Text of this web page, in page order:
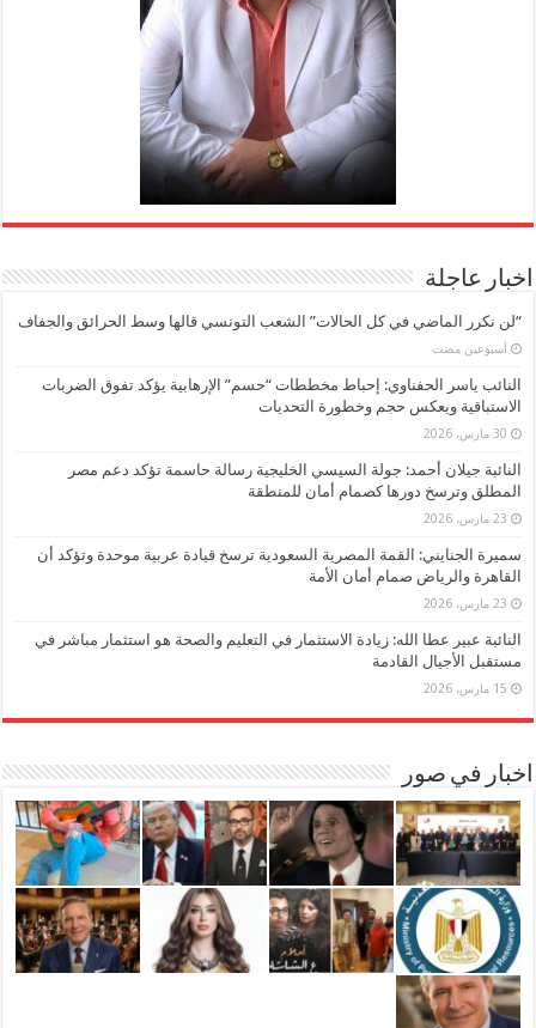
اخبار عاجلة
“لن نكرر الماضي في كل الحالات” الشعب التونسي قالها وسط الحرائق والجفاف
‏أسبوعين مضت
النائب ياسر الحفناوي: إحباط مخططات “حسم” الإرهابية يؤكد تفوق الضربات
الاستباقية ويعكس حجم وخطورة التحديات
30 مارس، 2026
النائبة جيلان أحمد: جولة السيسي الخليجية رسالة حاسمة تؤكد دعم مصر
المطلق وترسخ دورها كصمام أمان للمنطقة
23 مارس، 2026
سميرة الجنايني: القمة المصرية السعودية ترسخ قيادة عربية موحدة وتؤكد أن
القاهرة والرياض صمام أمان الأمة
23 مارس، 2026
النائبة عبير عطا الله: زيادة الاستثمار في التعليم والصحة هو استثمار مباشر في
مستقبل الأجيال القادمة
15 مارس، 2026
اخبار في صور